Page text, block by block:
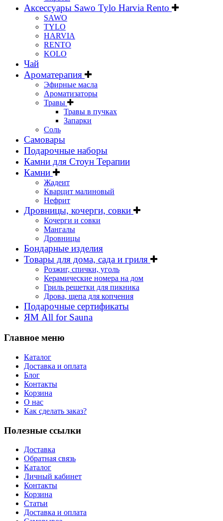
Аксессуары Sawo Tylo Harvia Rento
SAWO
TYLO
HARVIA
RENTO
KOLO
Чай
Ароматерапия
Эфирные масла
Ароматизаторы
Травы
Травы в пучках
Запарки
Соль
Самовары
Подарочные наборы
Камни для Стоун Терапии
Камни
Жадеит
Кварцит малиновый
Нефрит
Дровницы, кочерги, совки
Кочерги и совки
Мангалы
Дровницы
Бондарные изделия
Товары для дома, сада и гриля
Розжиг, спички, уголь
Керамические номера на дом
Гриль решетки для пикника
Дрова, щепа для копчения
Подарочные сертификаты
ЯМ All for Sauna
Главное меню
Каталог
Доставка и оплата
Блог
Контакты
Корзина
О нас
Как сделать заказ?
Полезные ссылки
Доставка
Обратная связь
Каталог
Личный кабинет
Контакты
Корзина
Статьи
Доставка и оплата